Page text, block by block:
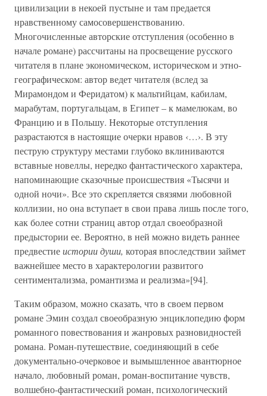
цивилизации в некоей пустыне и там предается
нравственному самосовершенствованию.
Многочисленные авторские отступления (особенно в
начале романе) рассчитаны на просвещение русского
читателя в плане экономическом, историческом и этно-
географическом: автор ведет читателя (вслед за
Мирамондом и Феридатом) к мальтийцам, кабилам,
марабутам, португальцам, в Египет – к мамелюкам, во
Францию и в Польшу. Некоторые отступления
разрастаются в настоящие очерки нравов ‹…›. В эту
пеструю структуру местами глубоко вклиниваются
вставные новеллы, нередко фантастического характера,
напоминающие сказочные происшествия «Тысячи и
одной ночи». Все это скрепляется связями любовной
коллизии, но она вступает в свои права лишь после того,
как более сотни страниц автор отдал своеобразной
предыстории ее. Вероятно, в ней можно видеть раннее
предвестиеистории души, которая впоследствии займет
важнейшее место в характерологии развитого
сентиментализма, романтизма и реализма»[94].
Таким образом, можно сказать, что в своем первом
романе Эмин создал своеобразную энциклопедию форм
романного повествования и жанровых разновидностей
романа. Роман-путешествие, соединяющий в себе
документально-очерковое и вымышленное авантюрное
начало, любовный роман, роман-воспитание чувств,
волшебно-фантастический роман, психологический